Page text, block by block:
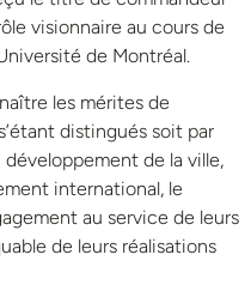
visionnaire au cours de
de Montréal.
les mérites de
distingués soit par
de la ville,
international, le
au service de leurs
de leurs réalisations